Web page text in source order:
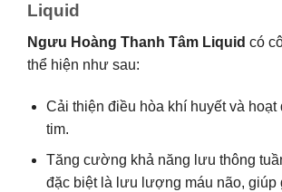
Liquid
Ngưu Hoàng Thanh Tâm Liquid có
thể hiện như sau:
Cải thiện điều hòa khí huyết và hoạt
tim.
Tăng cường khả năng lưu thông
đặc biệt là lưu lượng máu não, giúp